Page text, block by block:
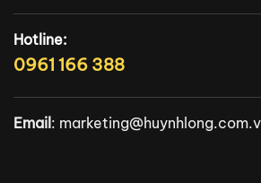
Email:marketing@huynhlong.com.vn